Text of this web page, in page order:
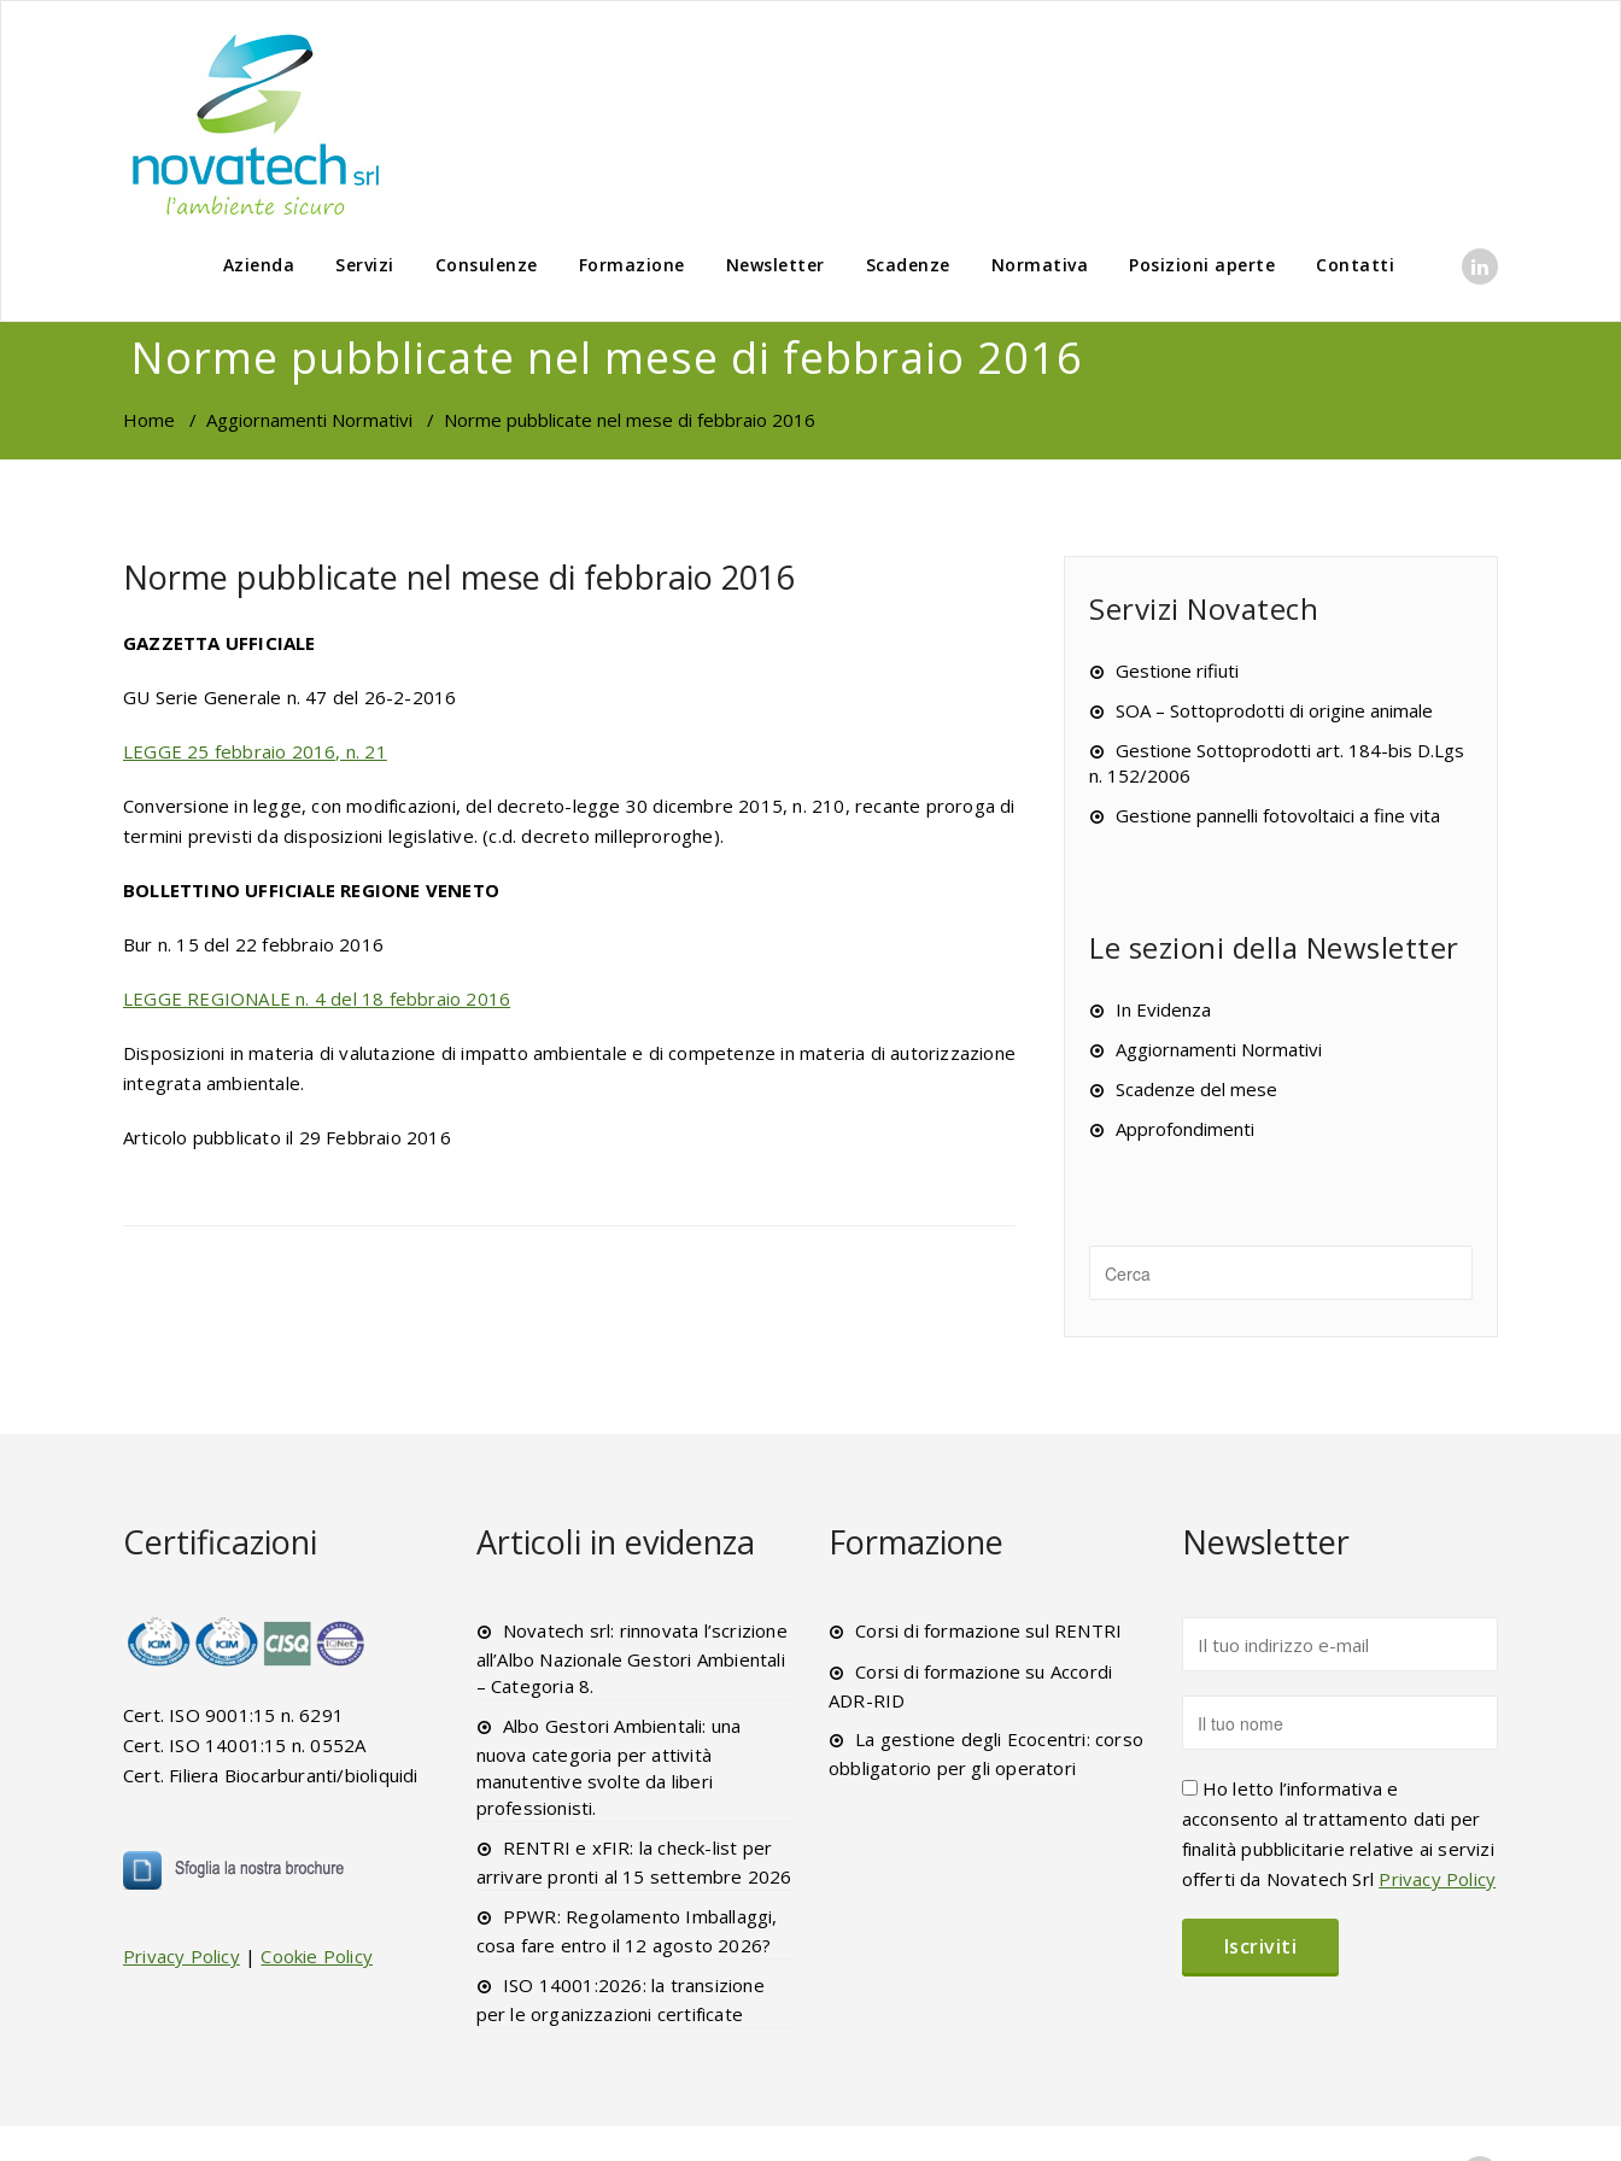
Azienda Servizi Consulenze Formazione Newsletter Scadenze Normativa Posizioni aperte Contatti
Norme pubblicate nel mese di febbraio 2016
Home / Aggiornamenti Normativi / Norme pubblicate nel mese di febbraio 2016
Norme pubblicate nel mese di febbraio 2016
GAZZETTA UFFICIALE
GU Serie Generale n. 47 del 26-2-2016
LEGGE 25 febbraio 2016, n. 21
Conversione in legge, con modificazioni, del decreto-legge 30 dicembre 2015, n. 210, recante proroga di
termini previsti da disposizioni legislative. (c.d. decreto milleproroghe).
BOLLETTINO UFFICIALE REGIONE VENETO
Bur n. 15 del 22 febbraio 2016
LEGGE REGIONALE n. 4 del 18 febbraio 2016
Disposizioni in materia di valutazione di impatto ambientale e di competenze in materia di autorizzazione
integrata ambientale.
Articolo pubblicato il 29 Febbraio 2016
Servizi Novatech
Gestione rifiuti
SOA – Sottoprodotti di origine animale
Gestione Sottoprodotti art. 184-bis D.Lgs
n. 152/2006
Gestione pannelli fotovoltaici a fine vita
Le sezioni della Newsletter
In Evidenza
Aggiornamenti Normativi
Scadenze del mese
Approfondimenti
Certificazioni
Cert. ISO 9001:15 n. 6291
Cert. ISO 14001:15 n. 0552A
Cert. Filiera Biocarburanti/bioliquidi
Privacy Policy|Cookie Policy
Articoli in evidenza
Novatech srl: rinnovata l’scrizione
all’Albo Nazionale Gestori Ambientali
– Categoria 8.
Albo Gestori Ambientali: una
nuova categoria per attività
manutentive svolte da liberi
professionisti.
RENTRI e xFIR: la check-list per
arrivare pronti al 15 settembre 2026
PPWR: Regolamento Imballaggi,
cosa fare entro il 12 agosto 2026?
ISO 14001:2026: la transizione
per le organizzazioni certificate
Formazione
Corsi di formazione sul RENTRI
Corsi di formazione su Accordi
ADR-RID
La gestione degli Ecocentri: corso
obbligatorio per gli operatori
Newsletter
Ho letto l’informativa e
acconsento al trattamento dati per
finalità pubblicitarie relative ai servizi
offerti da Novatech Srl Privacy Policy